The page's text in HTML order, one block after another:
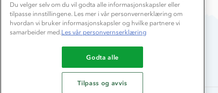
Du betaler enkelt med
Du velger selv om du vil godta alle informasjonskapsler eller
tilpasse innstillingene. Les mer i vår personvernerklæring om
hvordan vi bruker informasjonskapsler og hvilke partnere vi
samarbeider med.Les vår personvernserklæring
Godta alle
Tilpass og avvis